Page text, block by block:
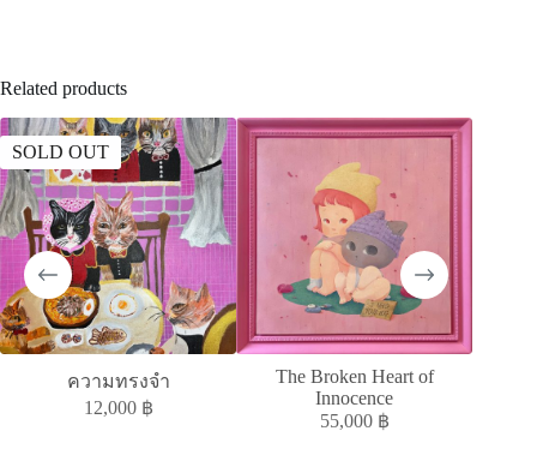
Related products
SOLD OUT
ความทรงจำ
12,000 ฿
The Broken Heart of
Innocence
55,000 ฿